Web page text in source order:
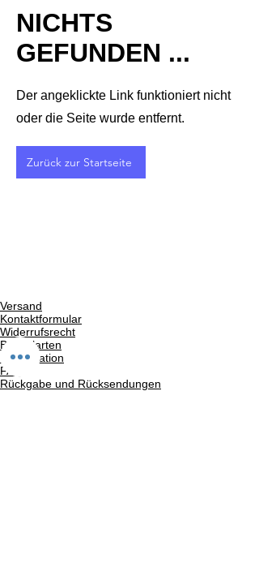
NICHTS
GEFUNDEN ...
Der angeklickte Link funktioniert nicht
oder die Seite wurde entfernt.
Zurück zur Startseite
Versand
Kontaktformular
Widerrufsrecht
Bezahlarten
Reklamation
FAQ
Rückgabe und Rücksendungen